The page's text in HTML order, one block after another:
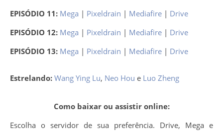
EPISÓDIO 11: Mega | Pixeldrain | Mediafire | Drive
EPISÓDIO 12: Mega | Pixeldrain | Mediafire | Drive
EPISÓDIO 13: Mega | Pixeldrain | Mediafire | Drive
Estrelando: Wang Ying Lu, Neo Hou e Luo Zheng
Como baixar ou assistir online:
Escolha o servidor de sua preferência. Drive, Mega e